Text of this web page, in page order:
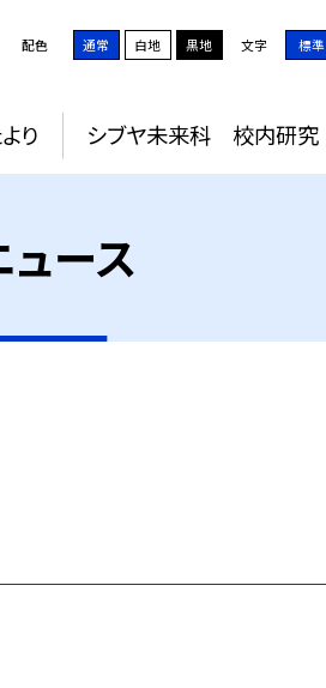
配色 通常 白地 黒地 文字 標準
り シブヤ未来科 校内研究
ース